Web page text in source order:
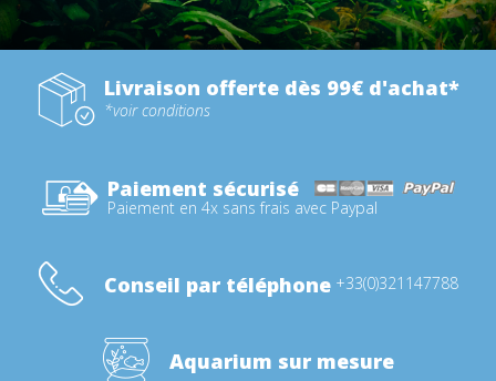
Livraison offerte dès 99€ d'achat*
*voir conditions
Paiement sécurisé
Paiement en 4x sans frais avec Paypal
Conseil par téléphone +33(0)321147788
Aquarium sur mesure